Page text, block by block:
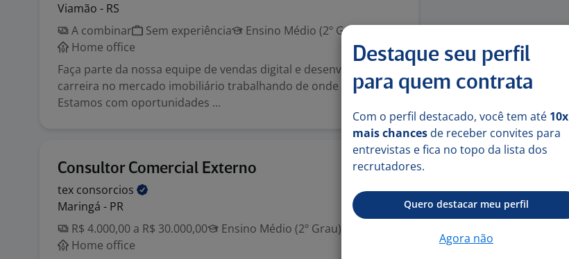
Viamão - RS
A combinar
Sem experiência
Ensino Médio (2º Grau)
Home office
Faça parte da nossa equipe de vendas digital e desenvolva sua
carreira no mercado imobiliário trabalhando de onde estiver!
Estamos com oportunidades ...
Consultor Comercial Externo 17 jun
tex consorcios
Maringá - PR
R$ 4.000,00 a R$ 30.000,00
Ensino Médio (2º Grau)
Home office
Destaque seu perfil
para quem contrata
Com o perfil destacado, você tem até 10x
mais chances de receber convites para
entrevistas e fica no topo da lista dos
recrutadores.
Quero destacar meu perfil
Agora não